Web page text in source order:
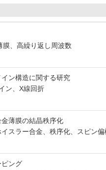
膜、高繰り返し周波数
ン構造に関する研究
ン、X線回折
薄膜の結晶秩序化
スラー合金、秩序化、スピン偏
ピング